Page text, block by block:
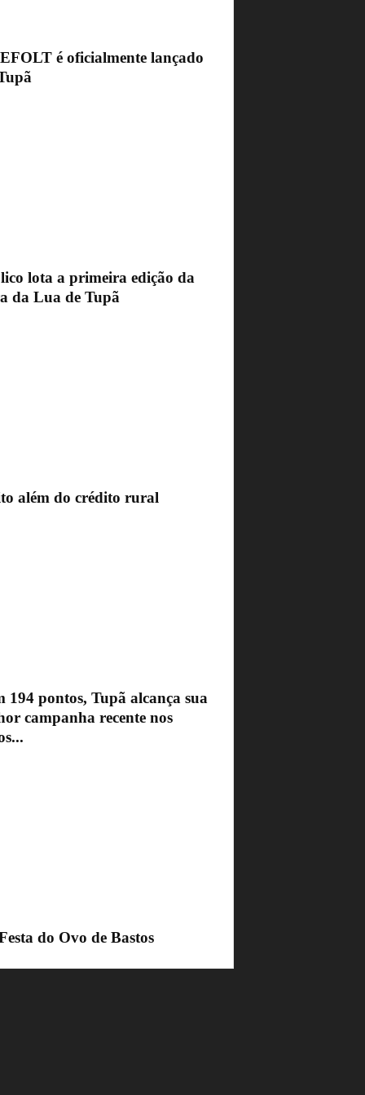
é oficialmente lançado
lota a primeira edição da
da Lua de Tupã
além do crédito rural
194 pontos, Tupã alcança sua
campanha recente nos
do Ovo de Bastos